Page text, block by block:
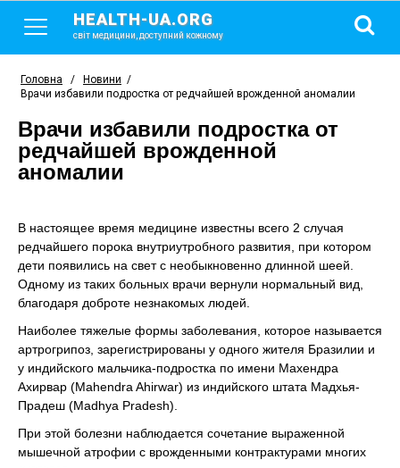
HEALTH-UA.ORG
світ медицини, доступний кожному
Головна / Новини /
Врачи избавили подростка от редчайшей врожденной аномалии
Врачи избавили подростка от
редчайшей врожденной
аномалии
В настоящее время медицине известны всего 2 случая
редчайшего порока внутриутробного развития, при котором
дети появились на свет с необыкновенно длинной шеей.
Одному из таких больных врачи вернули нормальный вид,
благодаря доброте незнакомых людей.
Наиболее тяжелые формы заболевания, которое называется
артрогрипоз, зарегистрированы у одного жителя Бразилии и
у индийского мальчика-подростка по имени Махендра
Ахирвар (Mahendra Ahirwar) из индийского штата Мадхья-
Прадеш (Madhya Pradesh).
При этой болезни наблюдается сочетание выраженной
мышечной атрофии с врожденными контрактурами многих